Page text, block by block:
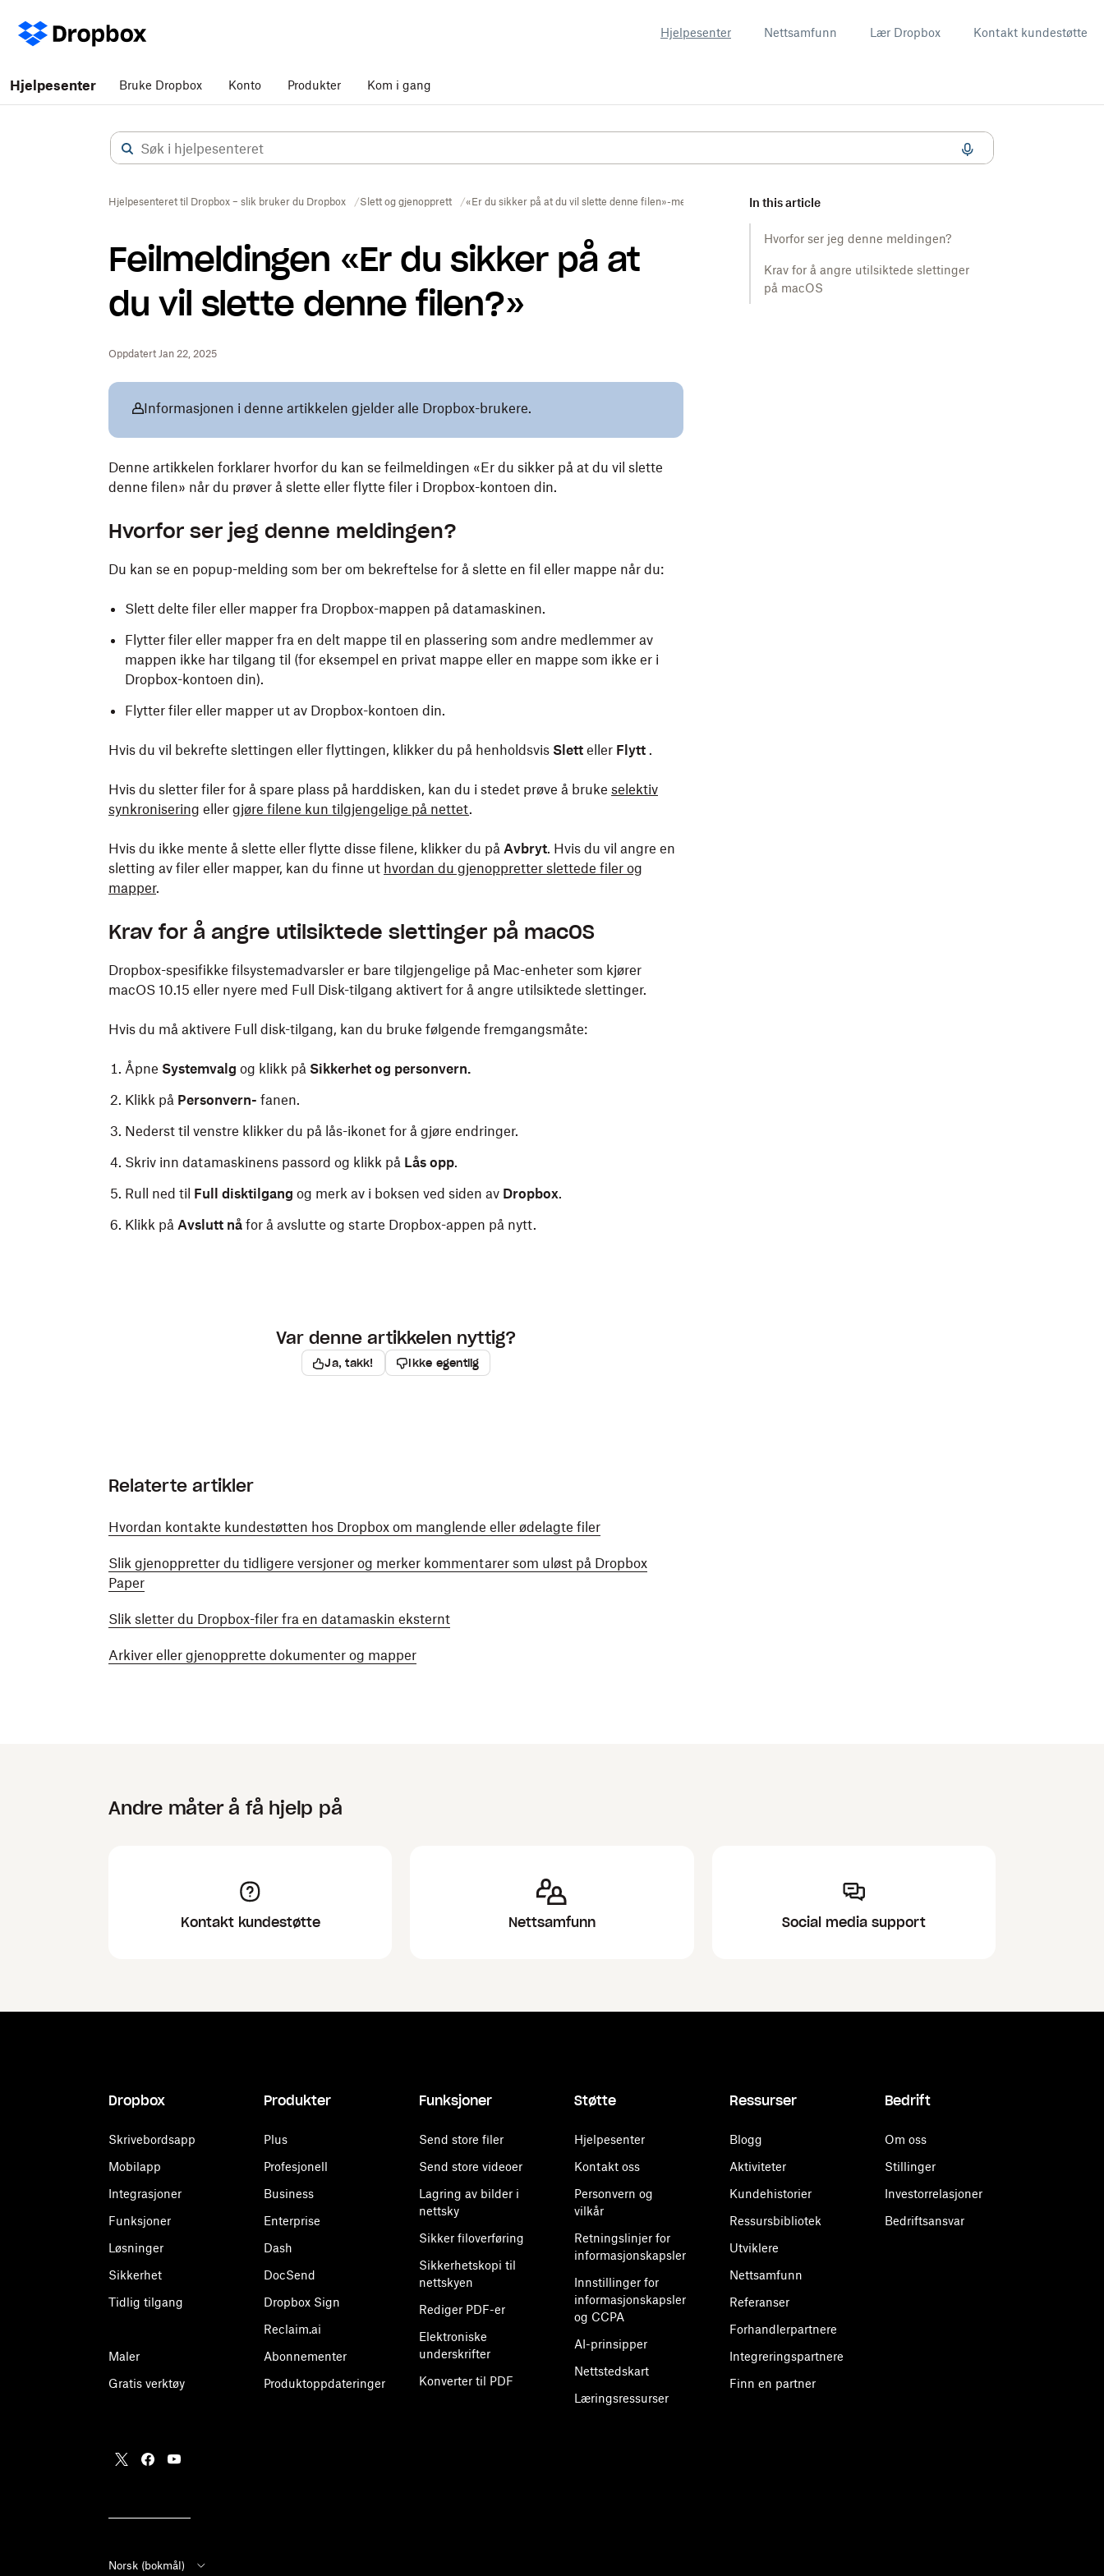
Hjelpesenter Nettsamfunn Lær Dropbox Kontakt kundestøtte
Hjelpesenter Bruke Dropbox Konto Produkter Kom i gang
Hjelpesenteret til Dropbox – slik bruker du Dropbox Slett og gjenopprett «Er du sikker på at du vil slette denne filen»-melding
Feilmeldingen «Er du sikker på at
du vil slette denne filen?»
Oppdatert Jan 22, 2025
In this article
Hvorfor ser jeg denne meldingen?
Krav for å angre utilsiktede slettinger
på macOS
Informasjonen i denne artikkelen gjelder alle Dropbox-brukere.
Denne artikkelen forklarer hvorfor du kan se feilmeldingen «Er du sikker på at du vil slette
denne filen» når du prøver å slette eller flytte filer i Dropbox-kontoen din.
Hvorfor ser jeg denne meldingen?
Du kan se en popup-melding som ber om bekreftelse for å slette en fil eller mappe når du:
Slett delte filer eller mapper fra Dropbox-mappen på datamaskinen.
Flytter filer eller mapper fra en delt mappe til en plassering som andre medlemmer av
mappen ikke har tilgang til (for eksempel en privat mappe eller en mappe som ikke er i
Dropbox-kontoen din).
Flytter filer eller mapper ut av Dropbox-kontoen din.
Hvis du vil bekrefte slettingen eller flyttingen, klikker du på henholdsvis Slett eller Flytt .
Hvis du sletter filer for å spare plass på harddisken, kan du i stedet prøve å bruke selektiv
synkronisering eller gjøre filene kun tilgjengelige på nettet.
Hvis du ikke mente å slette eller flytte disse filene, klikker du på Avbryt. Hvis du vil angre en
sletting av filer eller mapper, kan du finne ut hvordan du gjenoppretter slettede filer og
mapper.
Krav for å angre utilsiktede slettinger på macOS
Dropbox-spesifikke filsystemadvarsler er bare tilgjengelige på Mac-enheter som kjører
macOS 10.15 eller nyere med Full Disk-tilgang aktivert for å angre utilsiktede slettinger.
Hvis du må aktivere Full disk-tilgang, kan du bruke følgende fremgangsmåte:
Åpne Systemvalg og klikk på Sikkerhet og personvern.
Klikk på Personvern- fanen.
Nederst til venstre klikker du på lås-ikonet for å gjøre endringer.
Skriv inn datamaskinens passord og klikk på Lås opp.
Rull ned til Full disktilgang og merk av i boksen ved siden av Dropbox.
Klikk på Avslutt nå for å avslutte og starte Dropbox-appen på nytt.
Var denne artikkelen nyttig?
Ja, takk! Ikke egentlig
Relaterte artikler
Hvordan kontakte kundestøtten hos Dropbox om manglende eller ødelagte filer
Slik gjenoppretter du tidligere versjoner og merker kommentarer som uløst på Dropbox
Paper
Slik sletter du Dropbox-filer fra en datamaskin eksternt
Arkiver eller gjenopprette dokumenter og mapper
Andre måter å få hjelp på
Kontakt kundestøtte Nettsamfunn Social media support
Dropbox
Skrivebordsapp
Mobilapp
Integrasjoner
Funksjoner
Løsninger
Sikkerhet
Tidlig tilgang
Maler
Gratis verktøy
Produkter
Plus
Profesjonell
Business
Enterprise
Dash
DocSend
Dropbox Sign
Reclaim.ai
Abonnementer
Produktoppdateringer
Funksjoner
Send store filer
Send store videoer
Lagring av bilder i
nettsky
Sikker filoverføring
Sikkerhetskopi til
nettskyen
Rediger PDF-er
Elektroniske
underskrifter
Konverter til PDF
Støtte
Hjelpesenter
Kontakt oss
Personvern og
vilkår
Retningslinjer for
informasjonskapsler
Innstillinger for
informasjonskapsler
og CCPA
AI-prinsipper
Nettstedskart
Læringsressurser
Ressurser
Blogg
Aktiviteter
Kundehistorier
Ressursbibliotek
Utviklere
Nettsamfunn
Referanser
Forhandlerpartnere
Integreringspartnere
Finn en partner
Bedrift
Om oss
Stillinger
Investorrelasjoner
Bedriftsansvar
Norsk (bokmål)